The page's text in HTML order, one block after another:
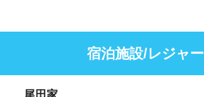
宿泊施設/レジャー
尾田家